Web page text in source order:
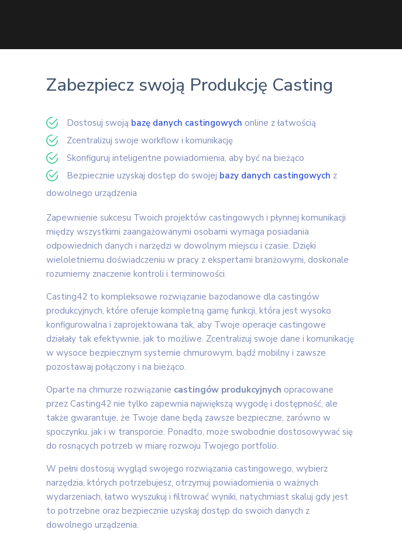
Zabezpiecz swoją Produkcję Casting
Dostosuj swoją bazę danych castingowych online z łatwością
Zcentralizuj swoje workflow i komunikację
Skonfiguruj inteligentne powiadomienia, aby być na bieżąco
Bezpiecznie uzyskaj dostęp do swojej bazy danych castingowych z
dowolnego urządzenia
Zapewnienie sukcesu Twoich projektów castingowych i płynnej komunikacji
między wszystkimi zaangażowanymi osobami wymaga posiadania
odpowiednich danych i narzędzi w dowolnym miejscu i czasie. Dzięki
wieloletniemu doświadczeniu w pracy z ekspertami branżowymi, doskonale
rozumiemy znaczenie kontroli i terminowości.
Casting42 to kompleksowe rozwiązanie bazodanowe dla castingów
produkcyjnych, które oferuje kompletną gamę funkcji, która jest wysoko
konfigurowalna i zaprojektowana tak, aby Twoje operacje castingowe
działały tak efektywnie, jak to możliwe. Zcentralizuj swoje dane i komunikację
w wysoce bezpiecznym systemie chmurowym, bądź mobilny i zawsze
pozostawaj połączony i na bieżąco.
Oparte na chmurze rozwiązanie castingów produkcyjnych opracowane
przez Casting42 nie tylko zapewnia największą wygodę i dostępność, ale
także gwarantuje, że Twoje dane będą zawsze bezpieczne, zarówno w
spoczynku, jak i w transporcie. Ponadto, może swobodnie dostosowywać się
do rosnących potrzeb w miarę rozwoju Twojego portfolio.
W pełni dostosuj wygląd swojego rozwiązania castingowego, wybierz
narzędzia, których potrzebujesz, otrzymuj powiadomienia o ważnych
wydarzeniach, łatwo wyszukuj i filtrować wyniki, natychmiast skaluj gdy jest
to potrzebne oraz bezpiecznie uzyskaj dostęp do swoich danych z
dowolnego urządzenia.